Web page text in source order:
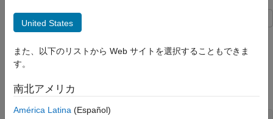
ON THIS PAGE
Configure Model Components for
Mark Externally Defined Variables
Generate structured text code for different components of your
model.
Open model
Open the model by using the following command:
United States
また、以下のリストから Web サイトを選択することもできま
す。
南北アメリカ
América Latina (Español)